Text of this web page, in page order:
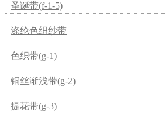
圣诞带(f-1-5)
涤纶色织纱带
色织带(g-1)
铜丝渐浅带(g-2)
提花带(g-3)